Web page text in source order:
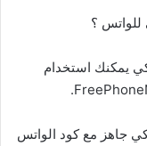
؟
يمكنك استخدام
جاهز مع كود الواتس